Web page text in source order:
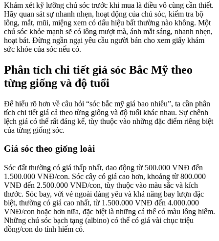
Khám xét kỹ lưỡng chú sóc trước khi mua là điều vô cùng cần thiết.
Hãy quan sát sự nhanh nhẹn, hoạt động của chú sóc, kiểm tra bộ
lông, mắt, mũi, miệng xem có dấu hiệu bất thường nào không. Một
chú sóc khỏe mạnh sẽ có lông mượt mà, ánh mắt sáng, nhanh nhẹn,
hoạt bát. Đừng ngần ngại yêu cầu người bán cho xem giấy khám
sức khỏe của sóc nếu có.
Phân tích chi tiết giá sóc Bắc Mỹ theo
từng giống và độ tuổi
Để hiểu rõ hơn về câu hỏi “sóc bắc mỹ giá bao nhiêu”, ta cần phân
tích chi tiết giá cả theo từng giống và độ tuổi khác nhau. Sự chênh
lệch giá có thể rất đáng kể, tùy thuộc vào những đặc điểm riêng biệt
của từng giống sóc.
Giá sóc theo giống loài
Sóc đất thường có giá thấp nhất, dao động từ 500.000 VNĐ đến
1.500.000 VNĐ/con. Sóc cây có giá cao hơn, khoảng từ 800.000
VNĐ đến 2.500.000 VNĐ/con, tùy thuộc vào màu sắc và kích
thước. Sóc bay, với vẻ ngoài đáng yêu và khả năng bay lượn đặc
biệt, thường có giá cao nhất, từ 1.500.000 VNĐ đến 4.000.000
VNĐ/con hoặc hơn nữa, đặc biệt là những cá thể có màu lông hiếm.
Những chú sóc bạch tạng (albino) có thể có giá vài chục triệu
đồng/con do tính hiếm có.